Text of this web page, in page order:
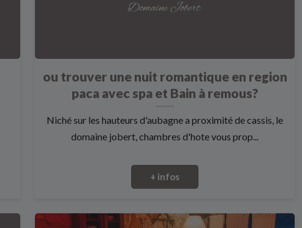
ou trouver une nuit romantique en region
paca avec spa et Bain à remous?
Niché sur les hauteurs d'aubagne a proximité de cassis, le
domaine jobert, chambres d'hote vous prop...
+ infos